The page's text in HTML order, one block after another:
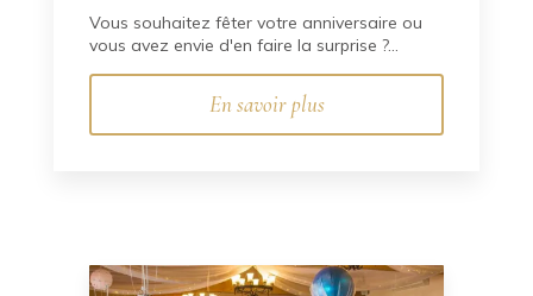
Vous souhaitez fêter votre anniversaire ou
vous avez envie d'en faire la surprise ?...
En savoir plus